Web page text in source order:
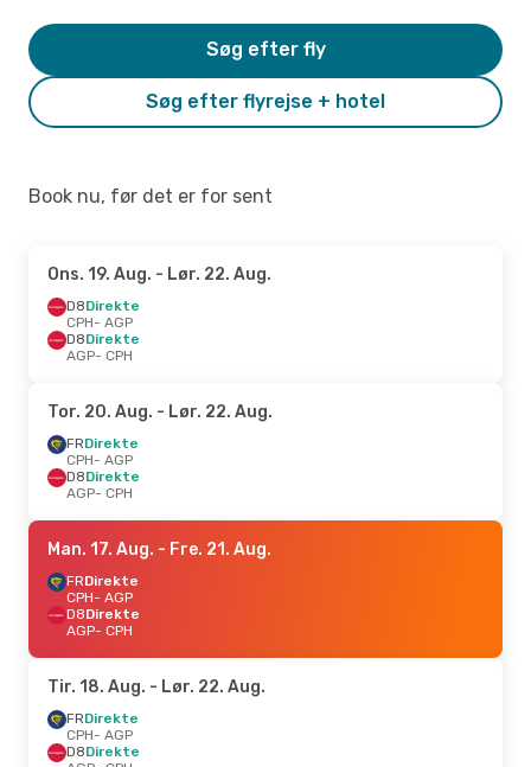
Søg efter flyrejse + hotel
Søg efter fly
Book nu, før det er for sent
Ons. 19. Aug. - Lør. 22. Aug.
D8Direkte
CPH- AGP
D8Direkte
AGP- CPH
Tor. 20. Aug. - Lør. 22. Aug.
FRDirekte
CPH- AGP
D8Direkte
AGP- CPH
Man. 17. Aug. - Fre. 21. Aug.
FRDirekte
CPH- AGP
D8Direkte
AGP- CPH
Tir. 18. Aug. - Lør. 22. Aug.
FRDirekte
CPH- AGP
D8Direkte